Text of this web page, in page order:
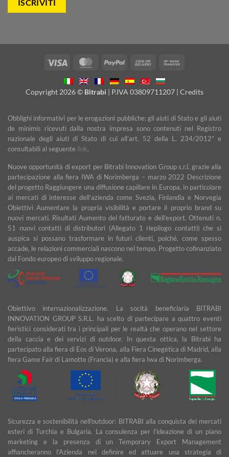
Visa MasterCardPayPal
Cash
Delivery
Copyright 2026 © Bitrabi | P.IVA 03809711207 | Credits
Obblighi informativi per le erogazioni pubbliche: gli aiuti di Stato e gli aiuti
de minimis ricevuti dalla nostra impresa sono contenuti nel Registro
nazionale degli aiuti di Stato di cui all’art. 52 della L. 234/2012” e
consultabili al seguente link.
Nuove opportunità di export per Bitrabi Innovation Group s.r.l. grazie alla
partecipazione alla fiera IWA di Norimberga – marzo 2022 Descrizione
del progetto Raggiungere una diffusione capillare in Europa, in particolare
ai mercati di interesse dell’azienda come Svezia, Finlandia e Norvegia
Obiettivi Aumentare la propria visibilità e portare il proprio brand su
nuovi mercati. Risultati Aumento del fatturato e dell’export. Ottenuti n.
51 nuovi contatti di distributori (Allegato 1 riepilogo contatti) che si
auspica si possano trasformare in futuri clienti, poiché, come spesso
accade, le relazioni commerciali nascono nel tempo. Progetto cofinanziato
dal Fondo europeo di sviluppo regionale.
Obiettivo internazionalizzazione. La socità beneficiaria BITRABI
INNOVATION GROUP S.R.L. ha scelto di partecipare a quattro eventi
fieristici considerati tra i principali per le realtà che operano nel settore
della caccia e dei servizi di outdoor. In questa ottica, la Bitrabì ha
partecipato alla fiera di Eos di Verona, alla Fiera Cinegètica di Madrid, alla
fiera Game Fair di Lamotte (Francia) e alla fiera Iwa di Norimberga.
Sicurezza e sostenibilità nell'outdoor: BITRABI alla conquista dei mercati
esteri di Turchia e Bulgaria. La consulenza per l’ideazione di un piano
marketing e la presenza di un Temporary Export Management
affiancheranno l’Azienda nel definire ed attuare una strategia di